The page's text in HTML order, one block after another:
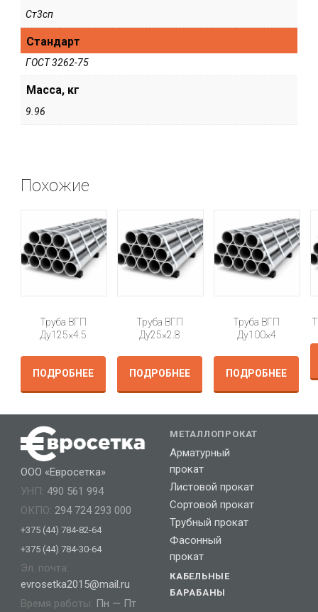
Ст3сп
Стандарт
ГОСТ 3262-75
Масса, кг
9.96
Похожие
Труба ВГП
Ду125×4.5
ПОДРОБНЕЕ
Труба ВГП
Ду25×2.8
ПОДРОБНЕЕ
Труба ВГП
Ду100×4
ПОДРОБНЕЕ
ООО «Евросетка»
УНП: 490 561 994
ОКПО: 294 724 293 000
+375 (44) 784-82-64
+375 (44) 784-30-64
Эл. почта:
evrosetka2015@mail.ru
Время работы: Пн — Пт
МЕТАЛЛОПРОКАТ
Арматурный
прокат
Листовой прокат
Сортовой прокат
Трубный прокат
Фасонный
прокат
КАБЕЛЬНЫЕ
БАРАБАНЫ